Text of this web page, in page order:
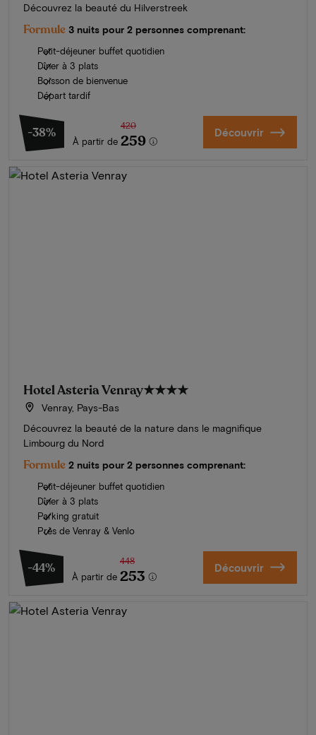
Découvrez la beauté du Hilverstreek
Formule 3 nuits pour 2 personnes comprenant:
Petit-déjeuner buffet quotidien
Dîner à 3 plats
Boisson de bienvenue
Départ tardif
-38%
À partir de
420
259 Découvrir
Hotel Asteria Venray★★★★
Venray, Pays-Bas
Découvrez la beauté de la nature dans le magnifique
Limbourg du Nord
Formule 2 nuits pour 2 personnes comprenant:
Petit-déjeuner buffet quotidien
Dîner à 3 plats
Parking gratuit
Près de Venray & Venlo
-44%
À partir de
448
253 Découvrir